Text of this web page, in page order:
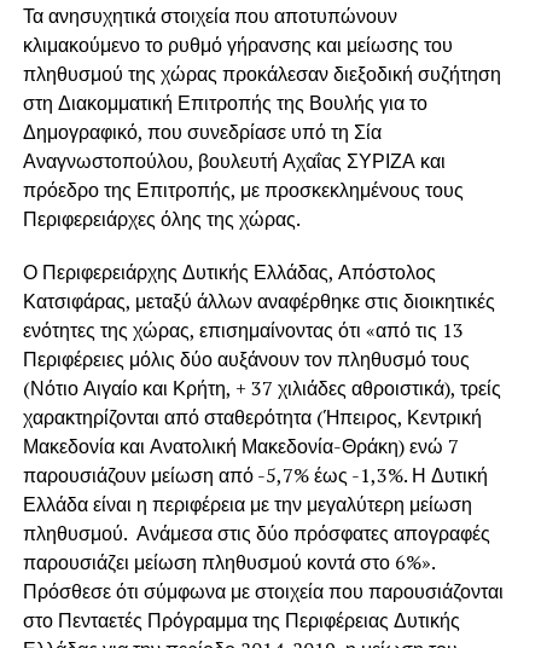
Τα ανησυχητικά στοιχεία που αποτυπώνουν
κλιμακούμενο το ρυθμό γήρανσης και μείωσης του
πληθυσμού της χώρας προκάλεσαν διεξοδική συζήτηση
στη Διακομματική Επιτροπής της Βουλής για το
Δημογραφικό, που συνεδρίασε υπό τη Σία
Αναγνωστοπούλου, βουλευτή Αχαΐας ΣΥΡΙΖΑ και
πρόεδρο της Επιτροπής, με προσκεκλημένους τους
Περιφερειάρχες όλης της χώρας.
Ο Περιφερειάρχης Δυτικής Ελλάδας, Απόστολος
Κατσιφάρας, μεταξύ άλλων αναφέρθηκε στις διοικητικές
ενότητες της χώρας, επισημαίνοντας ότι «από τις 13
Περιφέρειες μόλις δύο αυξάνουν τον πληθυσμό τους
(Νότιο Αιγαίο και Κρήτη, + 37 χιλιάδες αθροιστικά), τρείς
χαρακτηρίζονται από σταθερότητα (Ήπειρος, Κεντρική
Μακεδονία και Ανατολική Μακεδονία-Θράκη) ενώ 7
παρουσιάζουν μείωση από -5,7% έως -1,3%. Η Δυτική
Ελλάδα είναι η περιφέρεια με την μεγαλύτερη μείωση
πληθυσμού. Ανάμεσα στις δύο πρόσφατες απογραφές
παρουσιάζει μείωση πληθυσμού κοντά στο 6%».
Πρόσθεσε ότι σύμφωνα με στοιχεία που παρουσιάζονται
στο Πενταετές Πρόγραμμα της Περιφέρειας Δυτικής